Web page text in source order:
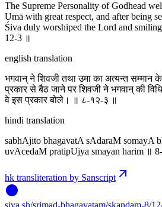
The Supreme Personality of Godhead
Umā with great respect, and after being
Śiva duly worshiped the Lord and
12-3 ॥
english translation
भगवान् ने शिवजी तथा उमा का अत्यन्त सम्मान
प्रकार से बैठ जाने पर शिवजी ने भगवान् की
वे इस प्रकार बोले। ॥ ८-१२-३ ॥
hindi translation
sabhAjito bhagavatA sAdaraM somayA
uvAcedaM pratipUjya smayan harim ॥
hk transliteration by Sanscript